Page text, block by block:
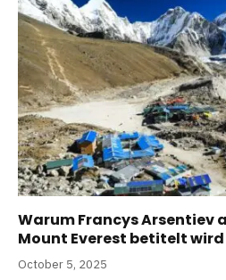
Warum Francys Arsentiev
Mount Everest betitelt wird
October 5, 2025